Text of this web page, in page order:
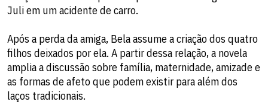
Juli em um acidente de carro.
Após a perda da amiga, Bela assume a criação dos quatro
filhos deixados por ela. A partir dessa relação, a novela
amplia a discussão sobre família, maternidade, amizade e
as formas de afeto que podem existir para além dos
laços tradicionais.